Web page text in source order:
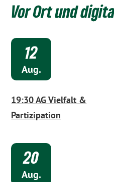
Vor Ort und
12.
Aug.
19:30 AG Vielfalt &
Partizipation
20
Aug.